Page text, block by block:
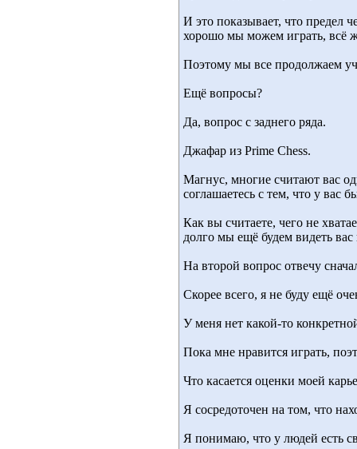
И это показывает, что предел
хорошо мы можем играть, всё
Поэтому мы все продолжаем
Ещё вопросы?
Да, вопрос с заднего ряда.
Джафар из Prime Chess.
Магнус, многие считают вас
соглашаетесь с тем, что у вас
Как вы считаете, чего не
долго мы ещё будем видеть
На второй вопрос отвечу
Скорее всего, я не буду ещё
У меня нет какой-то
Пока мне нравится играть,
Что касается оценки моей
Я сосредоточен на том, что
Я понимаю, что у людей есть